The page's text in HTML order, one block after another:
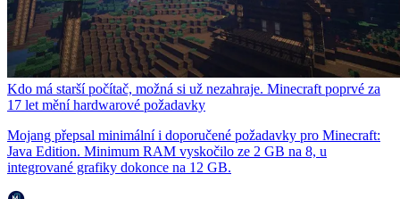
Kdo má starší počítač, možná si už nezahraje. Minecraft poprvé za
17 let mění hardwarové požadavky
Mojang přepsal minimální i doporučené požadavky pro Minecraft:
Java Edition. Minimum RAM vyskočilo ze 2 GB na 8, u
integrované grafiky dokonce na 12 GB.